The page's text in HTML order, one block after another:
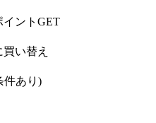
イントGET
い替え
件あり)